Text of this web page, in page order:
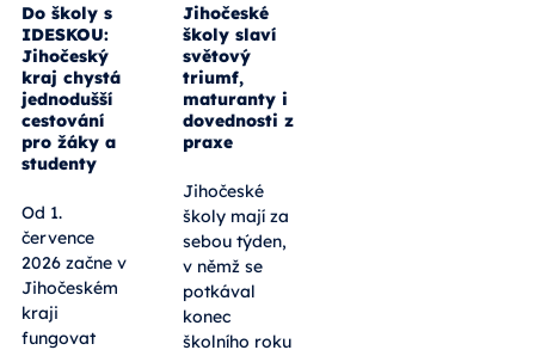
Do školy s
IDESKOU:
Jihočeský
kraj chystá
jednodušší
cestování
pro žáky a
studenty
Od 1.
července
2026 začne v
Jihočeském
kraji
fungovat
Jihočeské
školy slaví
světový
triumf,
maturanty i
dovednosti z
praxe
Jihočeské
školy mají za
sebou týden,
v němž se
potkával
konec
školního roku